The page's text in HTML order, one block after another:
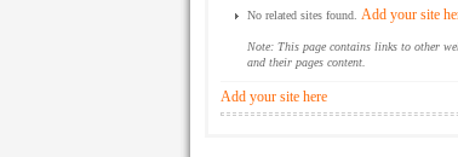
No related sites found. Add your site
Note: This page contains links to other
and their pages content.
Add your site here